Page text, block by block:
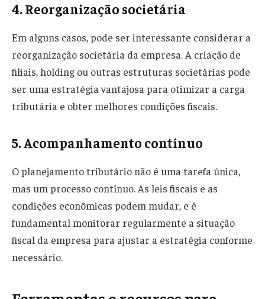
4. Reorganização societária
Em alguns casos, pode ser interessante considerar a
reorganização societária da empresa. A criação de
filiais, holding ou outras estruturas societárias pode
ser uma estratégia vantajosa para otimizar a carga
tributária e obter melhores condições fiscais.
5. Acompanhamento contínuo
O planejamento tributário não é uma tarefa única,
mas um processo contínuo. As leis fiscais e as
condições econômicas podem mudar, e é
fundamental monitorar regularmente a situação
fiscal da empresa para ajustar a estratégia conforme
necessário.